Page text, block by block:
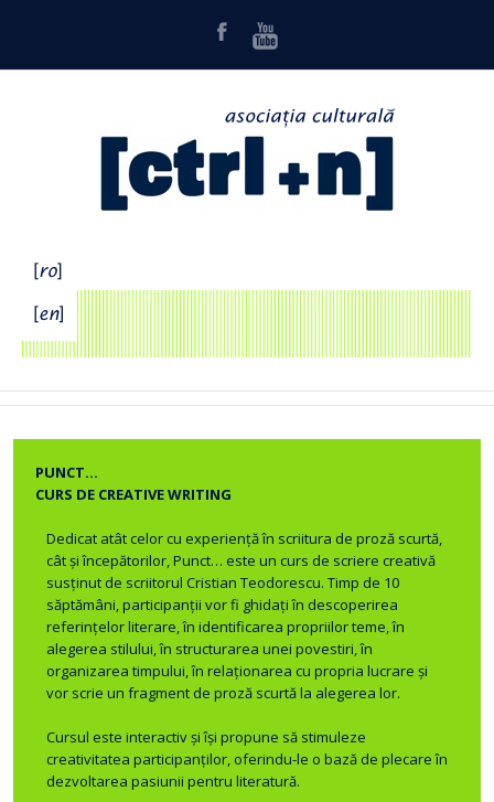
PUNCT…
CURS DE CREATIVE WRITING
Dedicat atât celor cu experiență în scriitura de proză scurtă,
cât și începătorilor, Punct… este un curs de scriere creativă
susținut de scriitorul Cristian Teodorescu. Timp de 10
săptămâni, participanții vor fi ghidați în descoperirea
referințelor literare, în identificarea propriilor teme, în
alegerea stilului, în structurarea unei povestiri, în
organizarea timpului, în relaționarea cu propria lucrare și
vor scrie un fragment de proză scurtă la alegerea lor.
Cursul este interactiv și își propune să stimuleze
creativitatea participanților, oferindu-le o bază de plecare în
dezvoltarea pasiunii pentru literatură.